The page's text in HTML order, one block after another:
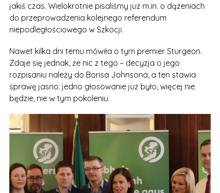
jakiś czas. Wielokrotnie pisaliśmy już m.in. o dążeniach
do przeprowadzenia kolejnego referendum
niepodległościowego w Szkocji.
Nawet kilka dni temu mówiła o tym premier Sturgeon.
Zdaje się jednak, że nic z tego – decyzja o jego
rozpisaniu należy do Borisa Johnsona, a ten stawia
sprawę jasno: jedno głosowanie już było, więcej nie
będzie, nie w tym pokoleniu.